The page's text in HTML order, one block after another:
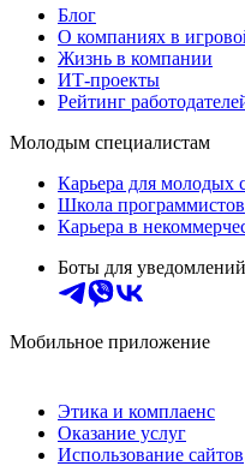
Блог
О компаниях в
Жизнь в компании
ИТ-проекты
Рейтинг
Молодым специалистам
Карьера для молодых
Школа программистов
Карьера в
Боты для уведомлений
Мобильное приложение
Этика и комплаенс
Оказание услуг
Использование сайтов